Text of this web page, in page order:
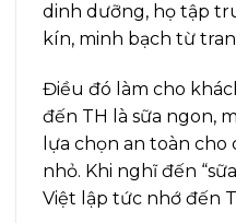
dinh dưỡng, họ tập
kín, minh bạch từ
Điều đó làm cho
đến TH là sữa ngon,
lựa chọn an toàn
nhỏ. Khi nghĩ đến
Việt lập tức nhớ đến